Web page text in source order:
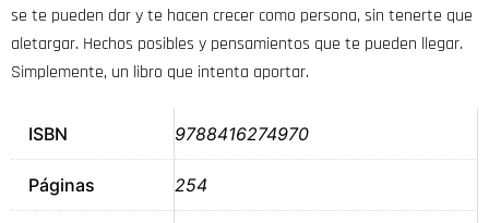
se te pueden dar y te hacen crecer como persona, sin tenerte que
aletargar. Hechos posibles y pensamientos que te pueden llegar.
Simplemente, un libro que intenta aportar.
ISBN 9788416274970
Páginas 254